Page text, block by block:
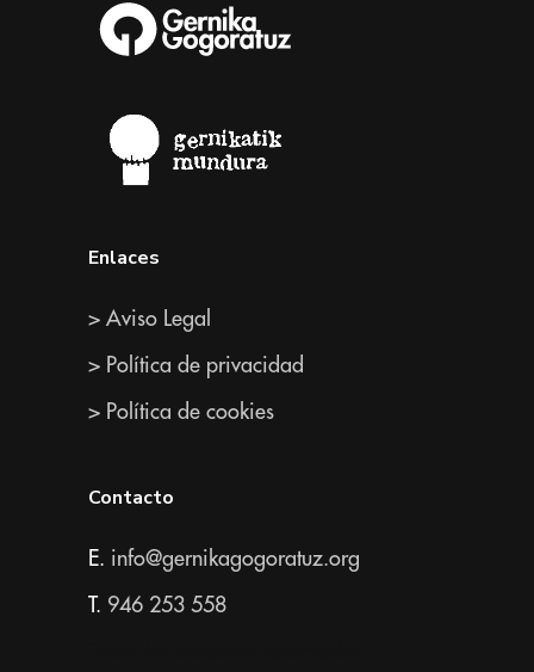
Enlaces
> Aviso Legal
> Política de privacidad
> Política de cookies
Contacto
E. info@gernikagogoratuz.org
T. 946 253 558